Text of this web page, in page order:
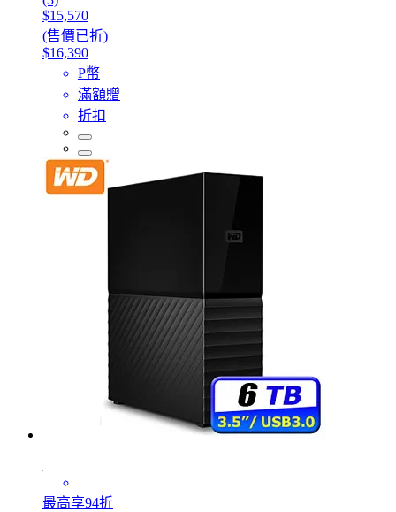
$15,570
(售價已折)
$16,390
P幣
滿額贈
折扣
最高享94折